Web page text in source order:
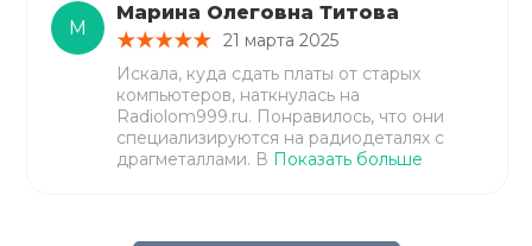
М
Марина Олеговна Титова
21 марта 2025
Искала, куда сдать платы от старых
компьютеров, наткнулась на
Radiolom999.ru. Понравилось, что они
специализируются на радиодеталях с
драгметаллами. В Показать больше